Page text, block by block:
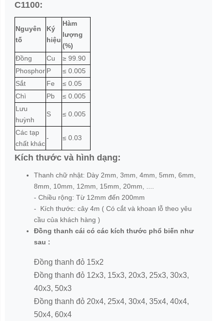
C1100:
Nguyên
tố
Ký
hiệu
Hàm
lượng
(%)
Đồng
Cu
≥ 99.90
Phosphor P
≤ 0.005
Sắt
Fe
≤ 0.05
Chì
Pb
≤ 0.005
Lưu
huỳnh
S ≤ 0.005
Các tạp
chất khác
- ≤ 0.03
Kích thước và hình dạng:
Thanh chữ nhật: Dày 2mm, 3mm, 4mm, 5mm, 6mm,
8mm, 10mm, 12mm, 15mm, 20mm, ....
- Chiều rộng: Từ 12mm đến 200mm
- Kích thước: cây 4m ( Có cắt và khoan lỗ theo yêu
cầu của khách hàng )
Đồng thanh cái có các kích thước phổ biến như
sau :
Đồng thanh đỏ 15x2
Đồng thanh đỏ 12x3, 15x3, 20x3, 25x3, 30x3,
40x3, 50x3
Đồng thanh đỏ 20x4, 25x4, 30x4, 35x4, 40x4,
50x4, 60x4